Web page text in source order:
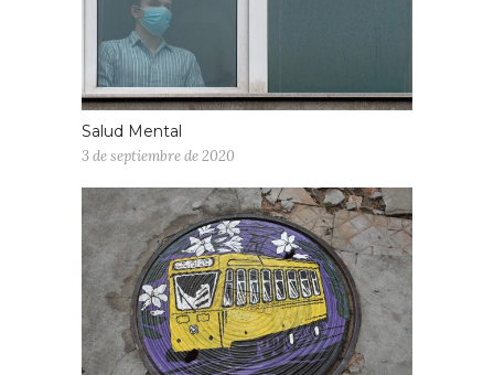
Salud Mental
3 de septiembre de 2020